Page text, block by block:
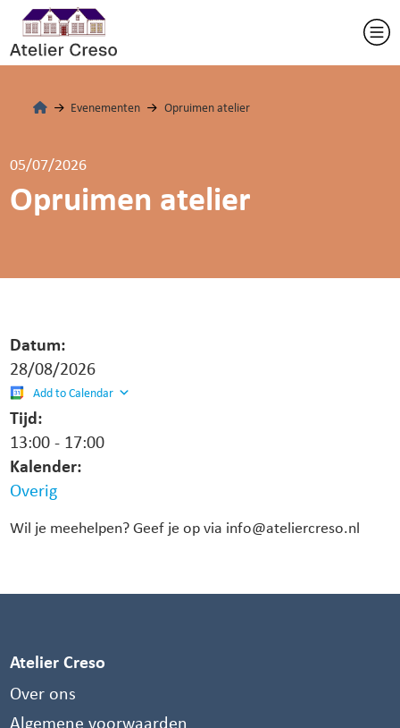
Evenementen Opruimen atelier
05/07/2026
Opruimen atelier
Datum:
28/08/2026
Add to Calendar
Tijd:
13:00- 17:00
Kalender:
Overig
Wil je meehelpen? Geef je op via info@ateliercreso.nl
Atelier Creso
Over ons
Algemene voorwaarden